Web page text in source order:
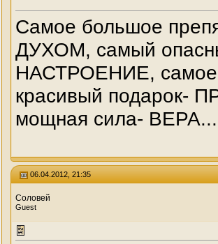
Самое большое
ДУХОМ, самый
НАСТРОЕНИЕ, самое
красивый подарок-
мощная сила- ВЕРА...
06.04.2012, 21:35
Соловей
Guest